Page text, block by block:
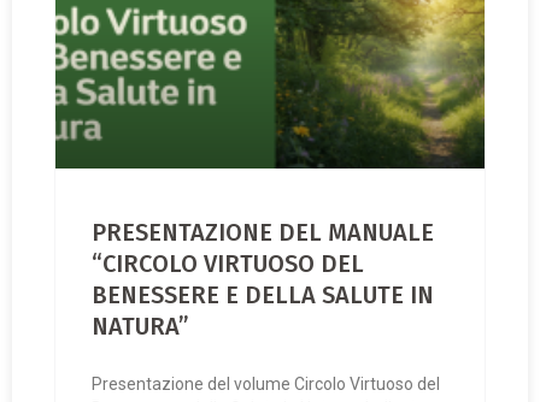
PRESENTAZIONE DEL MANUALE
“CIRCOLO VIRTUOSO DEL
BENESSERE E DELLA SALUTE IN
NATURA”
Presentazione del volume Circolo Virtuoso del